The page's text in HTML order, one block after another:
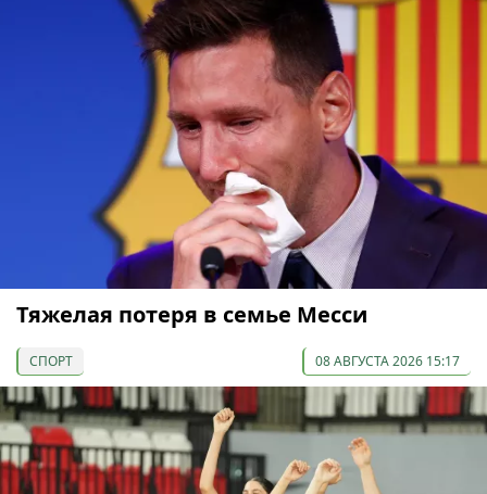
Тяжелая потеря в семье Месси
СПОРТ 08 АВГУСТА 2026 15:17